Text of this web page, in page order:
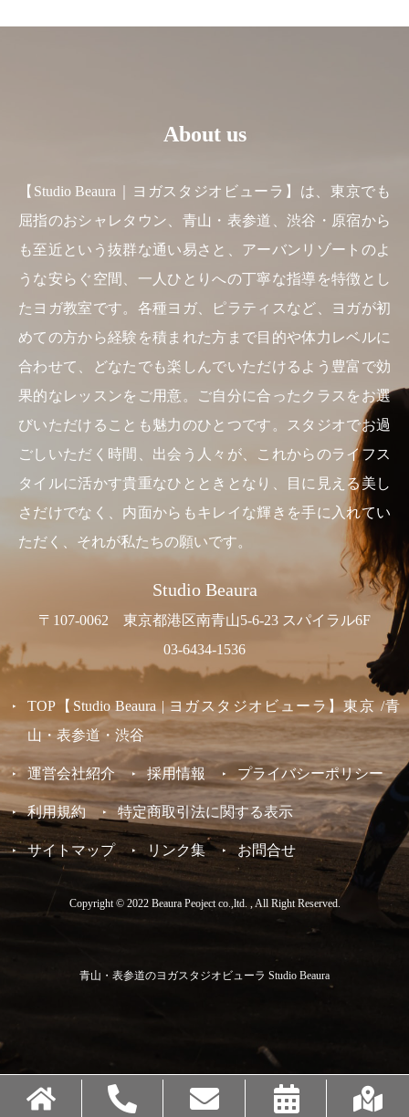
About us
【Studio Beaura｜ヨガスタジオビューラ】は、東京でも
屈指のおシャレタウン、青山・表参道、渋谷・原宿から
も至近という抜群な通い易さと、アーバンリゾートのよ
うな安らぐ空間、一人ひとりへの丁寧な指導を特徴とし
たヨガ教室です。各種ヨガ、ピラティスなど、ヨガが初
めての方から経験を積まれた方まで目的や体力レベルに
合わせて、どなたでも楽しんでいただけるよう豊富で効
果的なレッスンをご用意。ご自分に合ったクラスをお選
びいただけることも魅力のひとつです。スタジオでお過
ごしいただく時間、出会う人々が、これからのライフス
タイルに活かす貴重なひとときとなり、目に見える美し
さだけでなく、内面からもキレイな輝きを手に入れてい
ただく、それが私たちの願いです。
Studio Beaura
〒107-0062 東京都港区南青山5-6-23 スパイラル6F
03-6434-1536
TOP【Studio Beaura | ヨガスタジオビューラ】東京 /青
山・表参道・渋谷
運営会社紹介 採用情報 プライバシーポリシー
利用規約 特定商取引法に関する表示
サイトマップ リンク集 お問合せ
Copyright © 2022 Beaura Peoject co.,ltd. , All Right Reserved.
青山・表参道のヨガスタジオビューラ Studio Beaura